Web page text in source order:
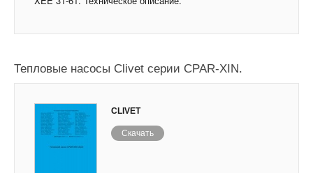
Тепловые насосы Clivet серии CPAR-XIN.
CLIVET
Скачать